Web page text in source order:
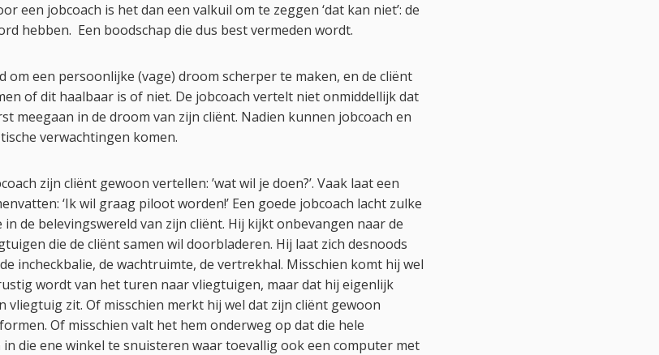
een jobcoach is het dan een valkuil om te zeggen ‘dat kan niet’: de
hebben. Een boodschap die dus best vermeden wordt.
om een persoonlijke (vage) droom scherper te maken, en de cliënt
of dit haalbaar is of niet. De jobcoach vertelt niet onmiddellijk dat
meegaan in de droom van zijn cliënt. Nadien kunnen jobcoach en
verwachtingen komen.
zijn cliënt gewoon vertellen: ’wat wil je doen?’. Vaak laat een
‘Ik wil graag piloot worden!’ Een goede jobcoach lacht zulke
de belevingswereld van zijn cliënt. Hij kijkt onbevangen naar de
die de cliënt samen wil doorbladeren. Hij laat zich desnoods
incheckbalie, de wachtruimte, de vertrekhal. Misschien komt hij wel
wordt van het turen naar vliegtuigen, maar dat hij eigenlijk
vliegtuig zit. Of misschien merkt hij wel dat zijn cliënt gewoon
Of misschien valt het hem onderweg op dat die hele
die ene winkel te snuisteren waar toevallig ook een computer met